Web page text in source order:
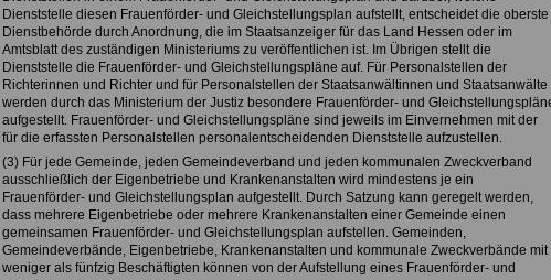
Dienststelle diesen Frauenförder- und Gleichstellungsplan aufstellt, entscheidet die oberste
Dienstbehörde durch Anordnung, die im Staatsanzeiger für das Land Hessen oder im
Amtsblatt des zuständigen Ministeriums zu veröffentlichen ist. Im Übrigen stellt die
Dienststelle die Frauenförder- und Gleichstellungspläne auf. Für Personalstellen der
Richterinnen und Richter und für Personalstellen der Staatsanwältinnen und Staatsanwälte
werden durch das Ministerium der Justiz besondere Frauenförder- und
aufgestellt. Frauenförder- und Gleichstellungspläne sind jeweils im Einvernehmen mit der
für die erfassten Personalstellen personalentscheidenden Dienststelle aufzustellen.
(3) Für jede Gemeinde, jeden Gemeindeverband und jeden kommunalen Zweckverband
ausschließlich der Eigenbetriebe und Krankenanstalten wird mindestens je ein
Frauenförder- und Gleichstellungsplan aufgestellt. Durch Satzung kann geregelt werden,
dass mehrere Eigenbetriebe oder mehrere Krankenanstalten einer Gemeinde einen
gemeinsamen Frauenförder- und Gleichstellungsplan aufstellen. Gemeinden,
Gemeindeverbände, Eigenbetriebe, Krankenanstalten und kommunale Zweckverbände mit
weniger als fünfzig Beschäftigten können von der Aufstellung eines Frauenförder- und